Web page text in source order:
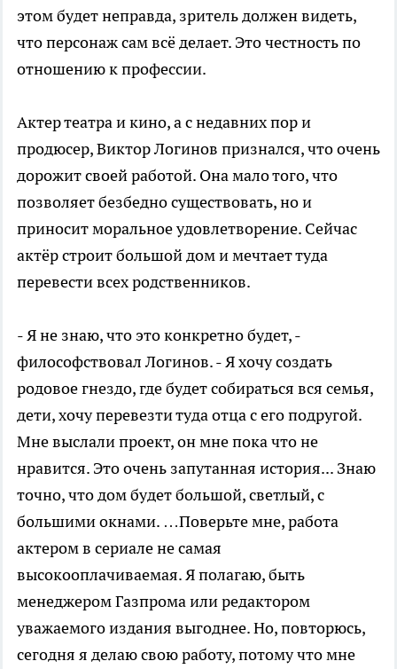
этом будет неправда, зритель должен видеть,
что персонаж сам всё делает. Это честность по
отношению к профессии.
Актер театра и кино, а с недавних пор и
продюсер, Виктор Логинов признался, что очень
дорожит своей работой. Она мало того, что
позволяет безбедно существовать, но и
приносит моральное удовлетворение. Сейчас
актёр строит большой дом и мечтает туда
перевести всех родственников.
- Я не знаю, что это конкретно будет, -
философствовал Логинов. - Я хочу создать
родовое гнездо, где будет собираться вся семья,
дети, хочу перевезти туда отца с его подругой.
Мне выслали проект, он мне пока что не
нравится. Это очень запутанная история... Знаю
точно, что дом будет большой, светлый, с
большими окнами. …Поверьте мне, работа
актером в сериале не самая
высокооплачиваемая. Я полагаю, быть
менеджером Газпрома или редактором
уважаемого издания выгоднее. Но, повторюсь,
сегодня я делаю свою работу, потому что мне